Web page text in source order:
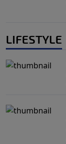
LIFESTYLE